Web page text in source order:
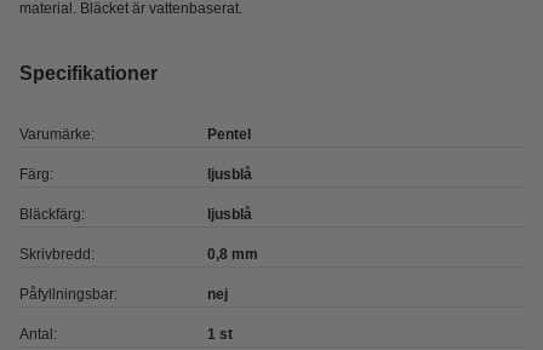
material. Bläcket är vattenbaserat.
Specifikationer
Varumärke: Pentel
Färg: ljusblå
Bläckfärg: ljusblå
Skrivbredd: 0,8 mm
Påfyllningsbar: nej
Antal: 1 st